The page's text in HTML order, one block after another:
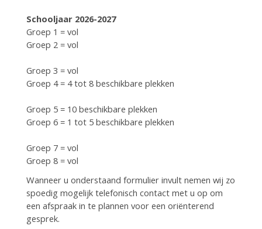
Schooljaar 2026-2027
Groep 1 = vol
Groep 2 = vol
Groep 3 = vol
Groep 4 = 4 tot 8 beschikbare plekken
Groep 5 = 10 beschikbare plekken
Groep 6 = 1 tot 5 beschikbare plekken
Groep 7 = vol
Groep 8 = vol
Wanneer u onderstaand formulier invult nemen wij zo
spoedig mogelijk telefonisch contact met u op om
een afspraak in te plannen voor een oriënterend
gesprek.